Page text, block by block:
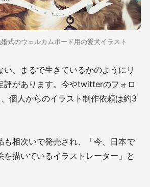
式のウェルカムボード用の愛犬イラスト
い、まるで生きているかのようにリ
評があります。今やtwitterのフォロ
個人からのイラスト制作依頼は約3
も相次いで発売され、「今、日本で
を描いているイラストレーター」と